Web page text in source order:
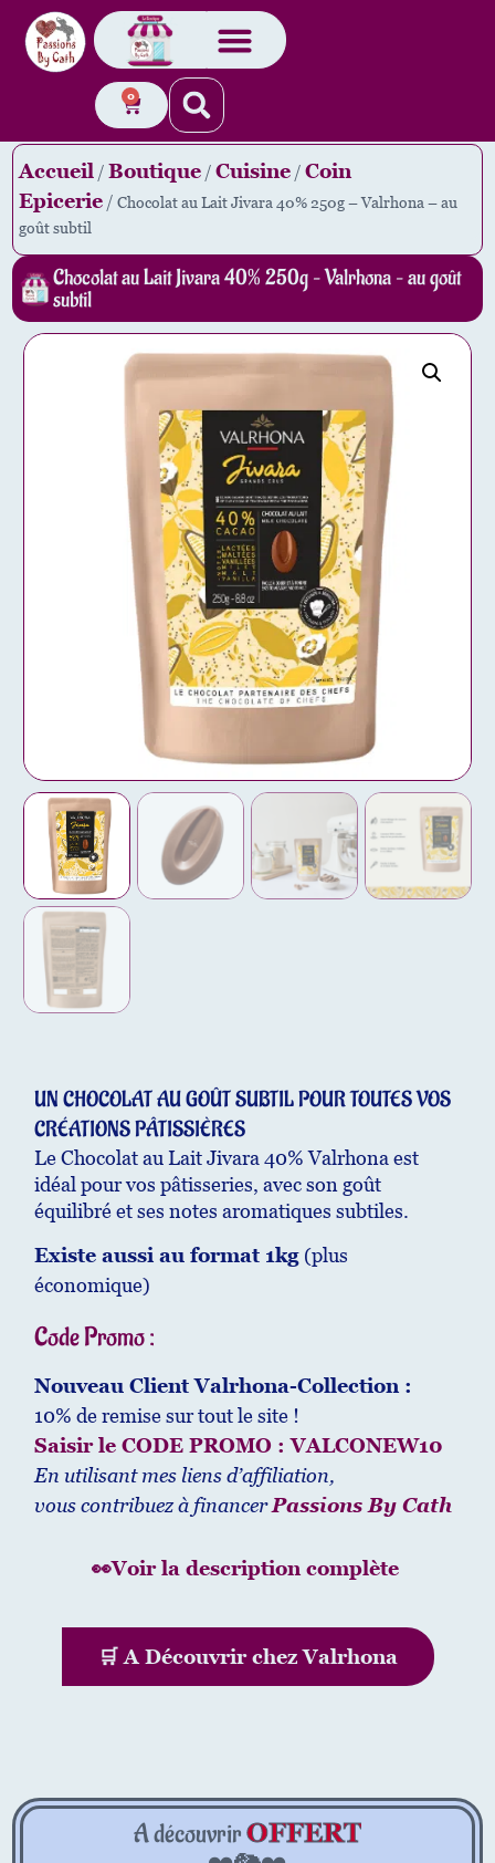
0
Accueil / Boutique /Cuisine /Coin
Epicerie / Chocolat au Lait Jivara 40% 250g – Valrhona – au
goût subtil
Chocolat au Lait Jivara 40% 250g – Valrhona – au goût
subtil
UN CHOCOLAT AU GOÛT SUBTIL POUR TOUTES VOS
CRÉATIONS PÂTISSIÈRES
Le Chocolat au Lait Jivara 40% Valrhona est
idéal pour vos pâtisseries, avec son goût
équilibré et ses notes aromatiques subtiles.
Existe aussi au format 1kg (plus
économique)
Code Promo :
Nouveau Client Valrhona-Collection :
10% de remise sur tout le site !
Saisir le CODE PROMO : VALCONEW10
En utilisant mes liens d’affiliation,
vous contribuez à financerPassions By Cath
👀Voir la description complète
🛒 A Découvrir chez Valrhona
A découvrirOFFERT